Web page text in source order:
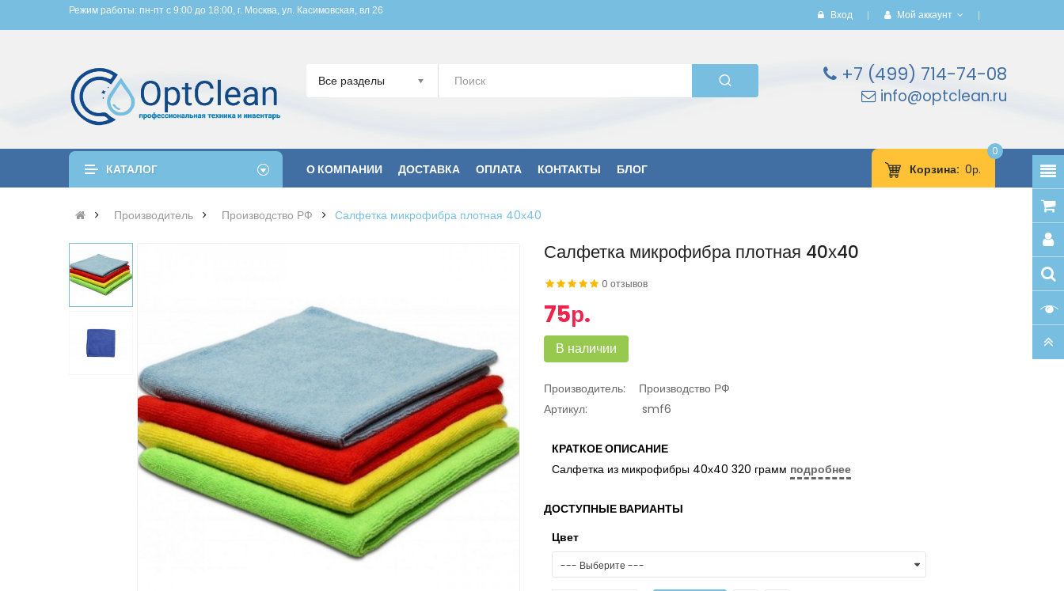
Режим работы: пн-пт с 9:00 до 18:00, г. Москва, ул. Касимовская, вл 26 Вход Мой аккаунт
Все разделы +7 (499) 714-74-08
info@optclean.ru
КАТАЛОГ О КОМПАНИИ ДОСТАВКА ОПЛАТА КОНТАКТЫ БЛОГ Корзина
0
0р.
Производитель Производство РФ Салфетка микрофибра плотная 40х40
Салфетка микрофибра плотная 40х40
0 отзывов
75р.
В наличии
Производитель:
Производство РФ
Артикул:
smf6
КРАТКОЕ ОПИСАНИЕ
Салфетка из микрофибры 40х40 320 грамм подробнее
ДОСТУПНЫЕ ВАРИАНТЫ
Цвет